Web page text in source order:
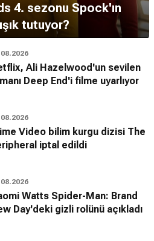
4. sezonu Spock'ın
tutuyor?
Ali Hazelwood'un sevilen
Deep End'i filme uyarlıyor
Video bilim kurgu dizisi The
iptal edildi
Watts Spider-Man: Brand
Day'deki gizli rolünü açıkladı